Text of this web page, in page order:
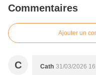
Commentaires
Ajouter un
C Cath 31/03/2026